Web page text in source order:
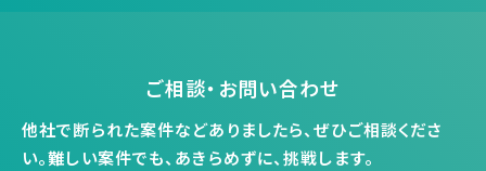
ご相談・お問い合わせ
他社で断られた案件などありましたら、ぜひご相談くださ
い。難しい案件でも、あきらめずに、挑戦します。